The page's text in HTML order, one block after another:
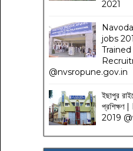
2021
jobs
@nvsropune.gov.in
ইছাপুর
প্রশিক্ষণ
2019